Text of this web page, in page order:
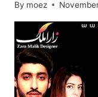
By moez